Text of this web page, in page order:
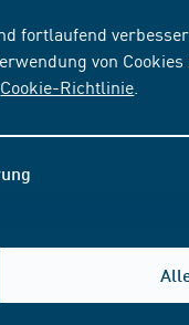
fortlaufend
von
Cookie-Richtlinie